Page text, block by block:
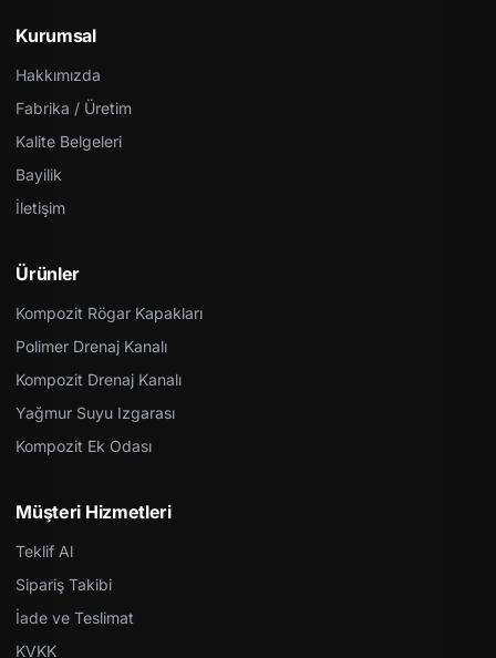
Kurumsal
Hakkımızda
Fabrika / Üretim
Kalite Belgeleri
Bayilik
İletişim
Ürünler
Kompozit Rögar Kapakları
Polimer Drenaj Kanalı
Kompozit Drenaj Kanalı
Yağmur Suyu Izgarası
Kompozit Ek Odası
Müşteri Hizmetleri
Teklif Al
Sipariş Takibi
İade ve Teslimat
KVKK